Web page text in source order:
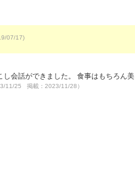
07/17)
会話ができました。 食事はもちろん美
11/25 掲載：2023/11/28）